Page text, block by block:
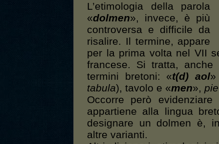
L’etimologia della parola
«dolmen», invece, è più
controversa e difficile da
risalire. Il termine, appare
per la prima volta nel VII
francese. Si tratta, anche
termini bretoni: «t(d) aol»
tabula), tavolo e «men»,
Occorre però
appartiene alla lingua
designare un dolmen è,
altre varianti.